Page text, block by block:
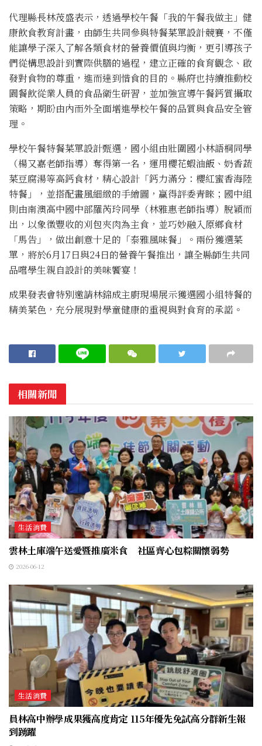
代理縣長林茂盛表示，透過學校午餐「我的午餐我做主」健
康飲食教育計畫，由師生共同參與特餐菜單設計競賽，不僅
能讓學子深入了解各類食材的營養價值與均衡，更引導孩子
們從構思設計到實際供膳的過程，建立正確的食育觀念、啟
發對食物的尊重，進而達到惜食的目的。縣府也持續推動校
園餐飲從業人員的食品衛生研習，並加強宣導午餐鈣質攝取
策略，期盼由內而外全面增進學校午餐的品質與食品安全管
理。
學校午餐特餐菜單設計甄選，國小組由壯圍國小林語桐同學
（楊又嘉老師指導）奪得第一名，運用櫻花蝦油飯、奶香蔬
菜豆腐湯等高鈣食材，精心設計「鈣力滿分：櫻紅蜜香海陸
特餐」，並搭配畫風細緻的手繪圖，贏得評委青睞；國中組
則由南澳高中國中部羅芮玲同學（林雅惠老師指導）脫穎而
出，以象徵豐收的刈包夾肉為主食，並巧妙融入原鄉食材
「馬告」，做出創意十足的「泰雅風味餐」。兩份獲選菜
單，將於6月17日與24日的營養午餐推出，讓全縣師生共同
品嚐學生親自設計的美味饗宴！
成果發表會特別邀請林錦成主廚現場展示獲選國小組特餐的
精美菜色，充分展現對學童健康的重視與對食育的承諾。
相關新聞
生活消費
雲林土庫端午送愛暨推廣米食 社區齊心包粽關懷弱勢
2026-06-12
生活消費
員林高中辦學成果獲高度肯定 115年優先免試高分群新生報
到踴躍